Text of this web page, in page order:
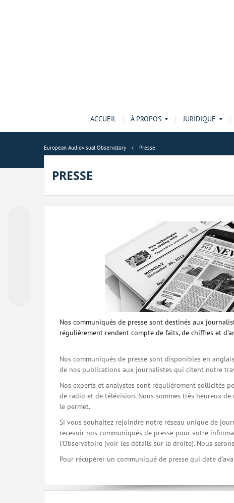
ACCUEIL À PROPOS JURIDIQUE
European Audiovisual Observatory Presse
PRESSE
Nos communiqués de presse sont destinés aux
régulièrement rendent compte de faits, de chiffres et
Nos communiqués de presse sont disponibles en
de nos publications aux journalistes qui citent notre
Nos experts et analystes sont régulièrement sollicités
de radio et de télévision. Nous sommes très heureux
le permet.
Si vous souhaitez rejoindre notre réseau unique de
recevoir nos communiqués de presse pour votre
l'Observatoire (voir les détails sur la droite). Nous
Pour récupérer un communiqué de presse qui date